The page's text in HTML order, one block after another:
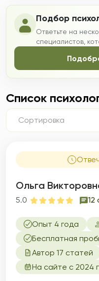
Подбор
Ответьте на
специалистов,
Список
Сортировка
Ольга
5.0 12
Опыт 4 года
Бесплатная
Автор 17 статей
На сайте с 2024